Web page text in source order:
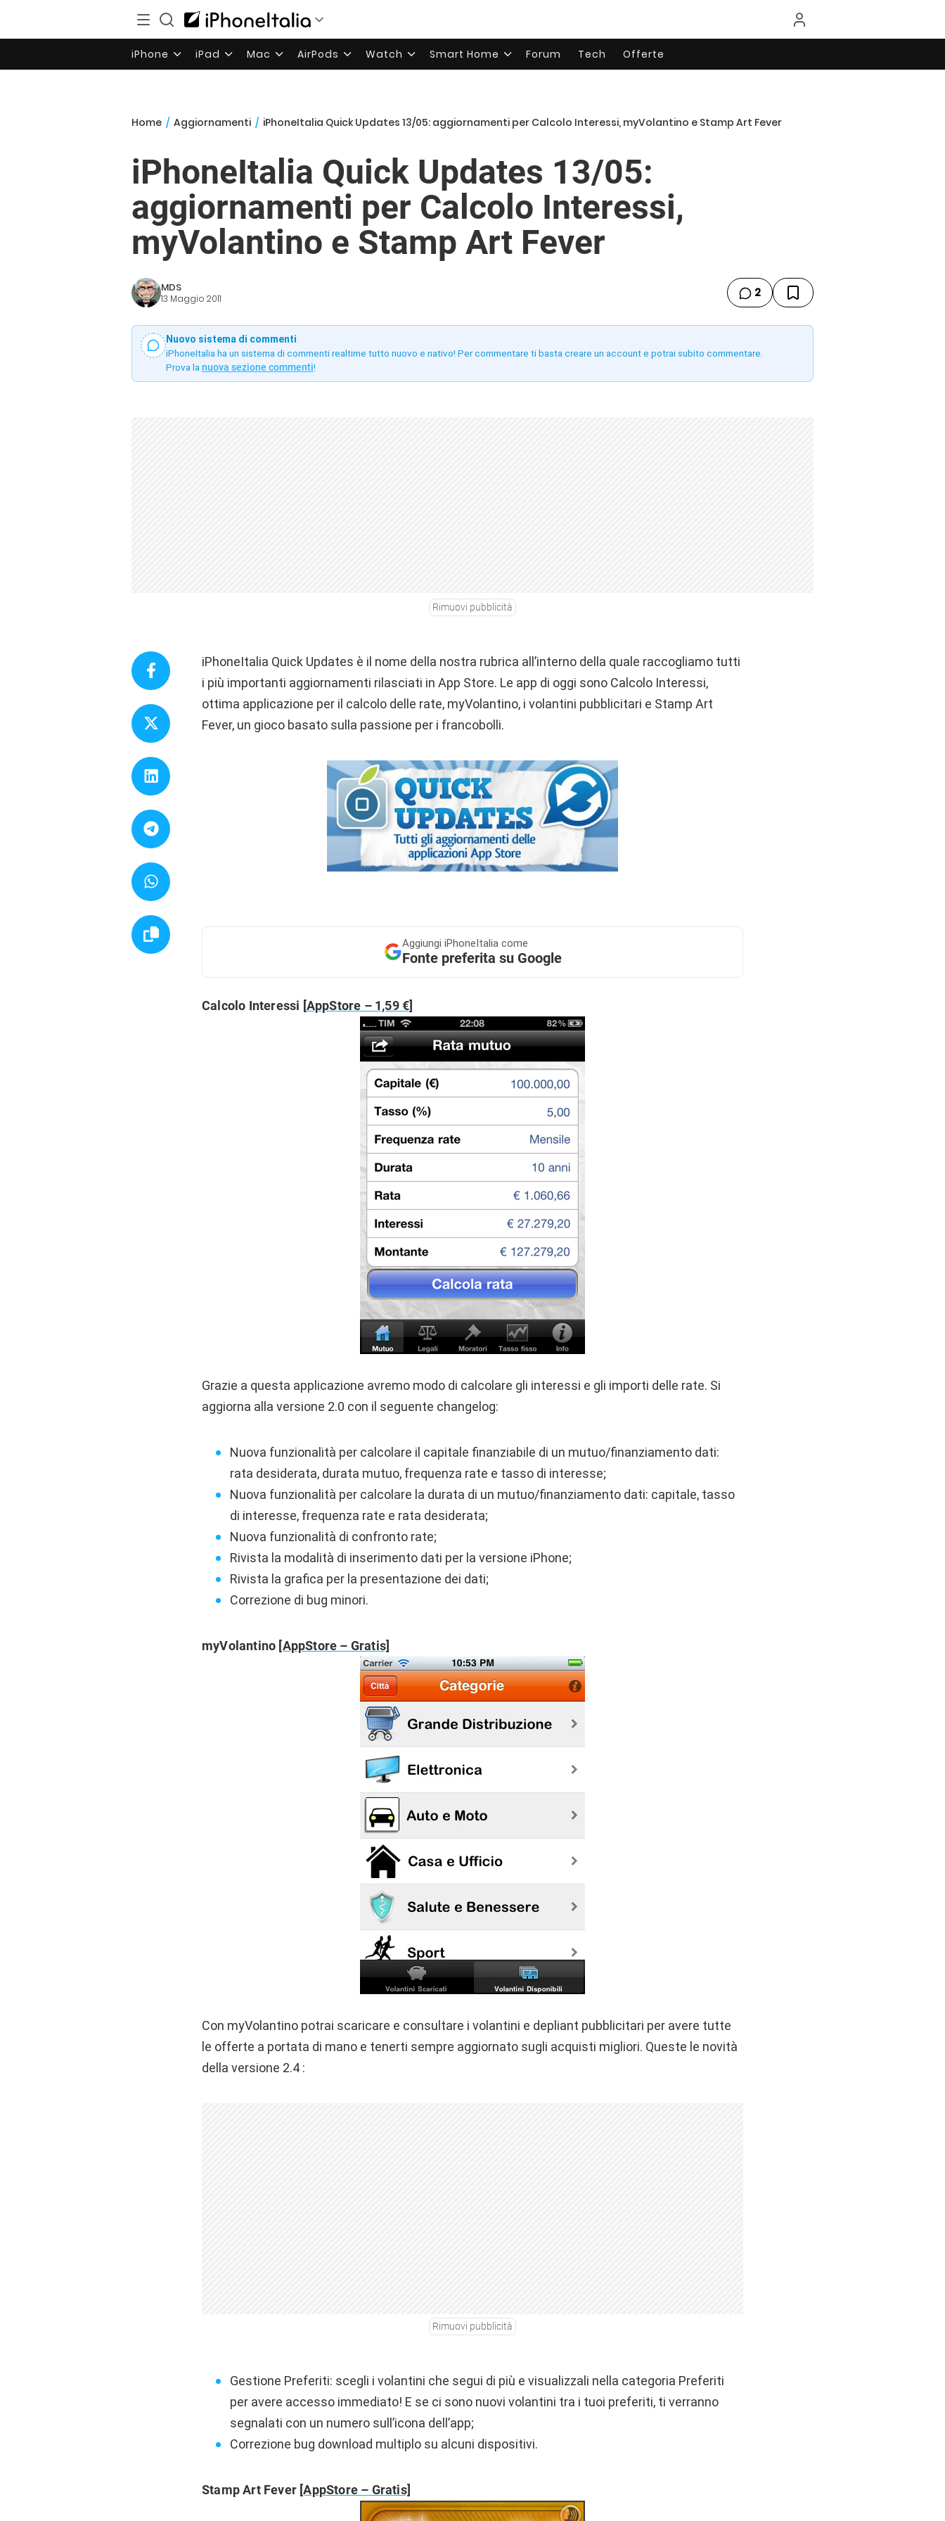
iPhone iPad Mac AirPods Watch Smart Home Forum Tech Offerte
Home / Aggiornamenti / iPhoneItalia Quick Updates 13/05: aggiornamenti per Calcolo Interessi, myVolantino e Stamp Art Fever
iPhoneItalia Quick Updates 13/05:
aggiornamenti per Calcolo Interessi,
myVolantino e Stamp Art Fever
MDS
13 Maggio 2011 2
Nuovo sistema di commenti
iPhoneItalia ha un sistema di commenti realtime tutto nuovo e nativo! Per commentare ti basta creare un account e potrai subito commentare.
Prova la nuova sezione commenti!
Rimuovi pubblicità
iPhoneItalia Quick Updates è il nome della nostra rubrica all’interno della quale raccogliamo tutti
i più importanti aggiornamenti rilasciati in App Store. Le app di oggi sono Calcolo Interessi,
ottima applicazione per il calcolo delle rate, myVolantino, i volantini pubblicitari e Stamp Art
Fever, un gioco basato sulla passione per i francobolli.
Aggiungi iPhoneItalia come
Fonte preferita su Google
Calcolo Interessi [AppStore – 1,59 €]
Grazie a questa applicazione avremo modo di calcolare gli interessi e gli importi delle rate. Si
aggiorna alla versione 2.0 con il seguente changelog:
Nuova funzionalità per calcolare il capitale finanziabile di un mutuo/finanziamento dati:
rata desiderata, durata mutuo, frequenza rate e tasso di interesse;
Nuova funzionalità per calcolare la durata di un mutuo/finanziamento dati: capitale, tasso
di interesse, frequenza rate e rata desiderata;
Nuova funzionalità di confronto rate;
Rivista la modalità di inserimento dati per la versione iPhone;
Rivista la grafica per la presentazione dei dati;
Correzione di bug minori.
myVolantino [AppStore – Gratis]
Con myVolantino potrai scaricare e consultare i volantini e depliant pubblicitari per avere tutte
le offerte a portata di mano e tenerti sempre aggiornato sugli acquisti migliori. Queste le novità
della versione 2.4 :
Rimuovi pubblicità
Gestione Preferiti: scegli i volantini che segui di più e visualizzali nella categoria Preferiti
per avere accesso immediato! E se ci sono nuovi volantini tra i tuoi preferiti, ti verranno
segnalati con un numero sull’icona dell’app;
Correzione bug download multiplo su alcuni dispositivi.
Stamp Art Fever [AppStore – Gratis]